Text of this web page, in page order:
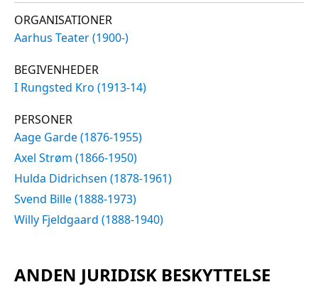
ORGANISATIONER
Aarhus Teater (1900-)
BEGIVENHEDER
I Rungsted Kro (1913-14)
PERSONER
Aage Garde (1876-1955)
Axel Strøm (1866-1950)
Hulda Didrichsen (1878-1961)
Svend Bille (1888-1973)
Willy Fjeldgaard (1888-1940)
ANDEN JURIDISK BESKYTTELSE